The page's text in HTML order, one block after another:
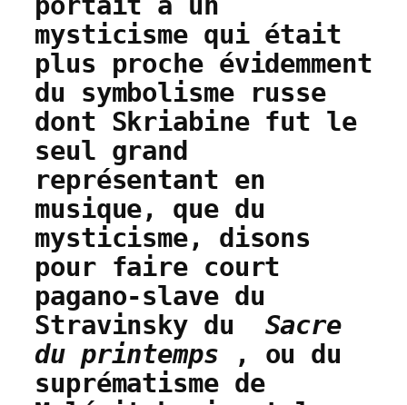
mysticisme qui était
plus proche évidemment
du symbolisme russe
dont Skriabine fut le
seul grand
représentant en
musique, que du
mysticisme, disons
pour faire court
pagano-slave du
Stravinsky du
Sacre
du printemps , ou du
suprématisme de